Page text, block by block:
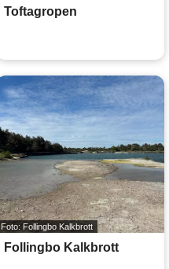
Toftagropen
Foto: Follingbo Kalkbrott
Follingbo Kalkbrott